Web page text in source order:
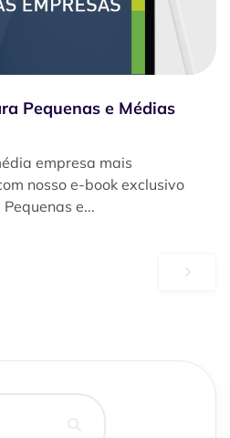
Pequenas e Médias
empresa mais
nosso e-book exclusivo
e...